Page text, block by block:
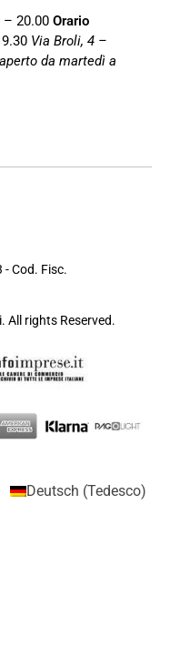
– 20.00 Orario
Via Broli, 4 –
da martedì a
- Cod. Fisc.
All rights Reserved.
Deutsch (Tedesco)